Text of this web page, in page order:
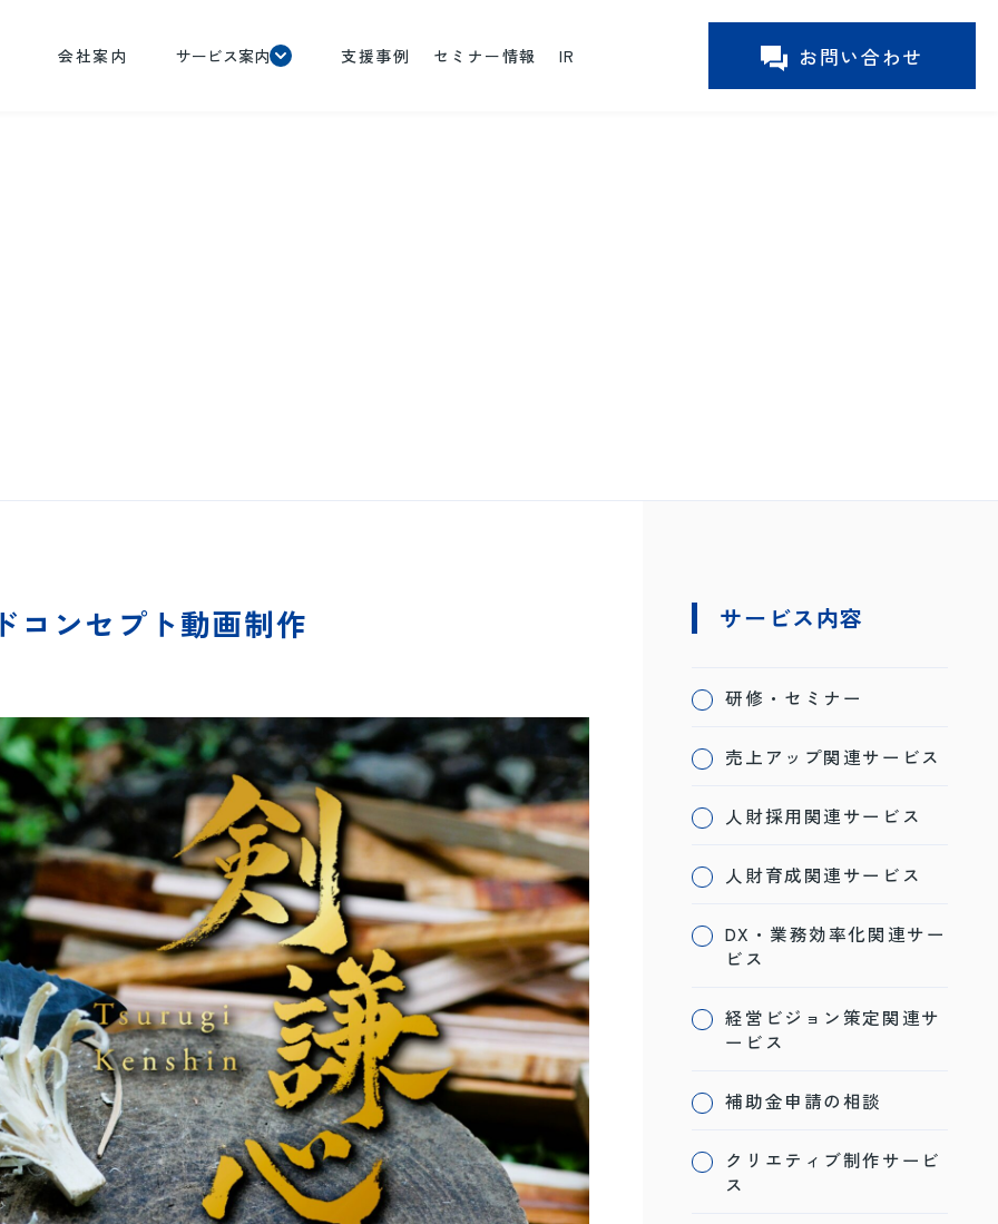
会社案内 サービス案内 支援事例 セミナー情報 IR お問い合わせ
コンセプト動画制作 サービス内容
研修・セミナー
売上アップ関連サービス
人財採用関連サービス
人財育成関連サービス
DX・業務効率化関連サー
ビス
経営ビジョン策定関連サ
ービス
補助金申請の相談
クリエティブ制作サービ
ス